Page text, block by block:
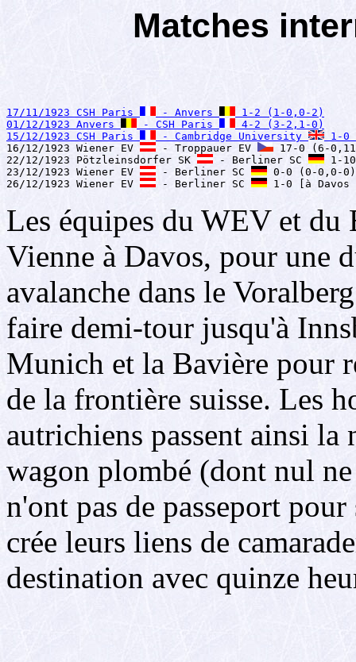
Matches
17/11/1923 CSH Paris - Anvers
1-2 (1-0,0-2)
01/12/1923 Anvers
- CSH Paris
4-2 (3-2,1-0)
15/12/1923 CSH Paris
- Cambridge University
1-0
16/12/1923 Wiener EV
- Troppauer EV
17-0 (6-
22/12/1923 Pötzleinsdorfer SK
- Berliner SC
1-
23/12/1923 Wiener EV
- Berliner SC
0-0 (0-0,0-0)
26/12/1923 Wiener EV
- Berliner SC 1-0 [à Davos
Les équipes du WEV et du
Vienne à Davos, pour une
avalanche dans le
faire demi-tour jusqu'à
Munich et la Bavière pour
de la frontière suisse. Les
autrichiens passent ainsi la
wagon plombé (dont nul
n'ont pas de passeport
crée leurs liens de
destination avec quinze